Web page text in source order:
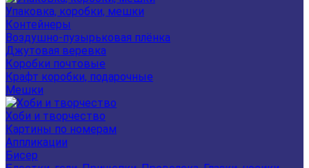
Упаковка, коробки, мешки
Контейнеры
Воздушно-пузырьковая плёнка
Джутовая веревка
Коробки почтовые
Крафт коробки, подарочные
Мешки
Хоби и творчество
Картины по номерам
Аппликации
Бисер